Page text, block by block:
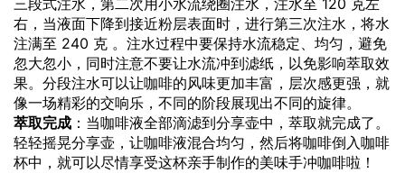
三段式注水，第二次用小水流绕圈注水，注水至 120 克左
右，当液面下降到接近粉层表面时，进行第三次注水，将水
注满至 240 克 。注水过程中要保持水流稳定、均匀，避免
忽大忽小，同时注意不要让水流冲到滤纸，以免影响萃取效
果。分段注水可以让咖啡的风味更加丰富，层次感更强，就
像一场精彩的交响乐，不同的阶段展现出不同的旋律。
萃取完成 ：当咖啡液全部滴滤到分享壶中，萃取就完成了。
轻轻摇晃分享壶，让咖啡液混合均匀，然后将咖啡倒入咖啡
杯中，就可以尽情享受这杯亲手制作的美味手冲咖啡啦！